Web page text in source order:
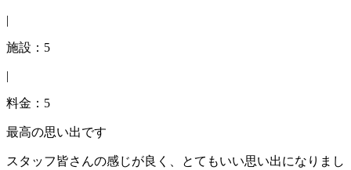
|
施設：5
|
料金：5
最高の思い出です
スタッフ皆さんの感じが良く、とてもいい思い出になりまし